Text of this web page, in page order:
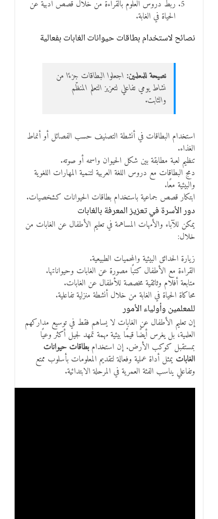
ربط دروس العلوم بالقراءة من خلال قصص أدبية عن
الحياة في الغابة.
نصائح لاستخدام بطاقات حيوانات الغابات بفعالية
نصيحة للمعلمين: اجعلوا البطاقات جزءًا من
نشاط يومي تفاعلي لتعزيز التعلم المنظّم
والثابت.
استخدام البطاقات في أنشطة التصنيف حسب الفصائل أو أنماط
الغذاء.
تنظيم لعبة مطابقة بين شكل الحيوان واسمه أو صوته.
دمج البطاقات مع دروس اللغة العربية لتنمية المهارات اللغوية
والبيئية معًا.
ابتكار قصص جماعية باستخدام بطاقات الحيوانات كشخصيات.
دور الأسرة في تعزيز المعرفة بالغابات
يمكن للآباء والأمهات المساهمة في تعليم الأطفال عن الغابات من
خلال:
زيارة الحدائق البيئية والمحميات الطبيعية.
القراءة مع الأطفال كتبًا مصورة عن الغابات وحيواناتها.
متابعة أفلام وثائقية مخصصة للأطفال عن الغابات.
محاكاة الحياة في الغابة من خلال أنشطة منزلية تفاعلية.
للمعلمين وأولياء الأمور
إن تعليم الأطفال عن الغابات لا يساهم فقط في توسيع مداركهم
العلمية، بل يغرس أيضًا قيمًا بيئية مهمة تمهد لجيل أكثر وعيًا
بمستقبل كوكب الأرض. إن استخدام بطاقات حيوانات
الغابات يمثل أداة عملية وفعالة لتقديم المعلومات بأسلوب ممتع
وتفاعلي يناسب الفئة العمرية في المرحلة الابتدائية.